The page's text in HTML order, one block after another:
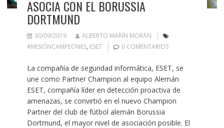
ASOCIA CON EL BORUSSIA
DORTMUND
30/09/2019
ALBERTO MARÍN MORÁN
#MISIÓNCAMPEONES, ESET 0 COMENTARIOS
La compañía de seguridad informática, ESET, se
une como Partner Champion al equipo Alemán
ESET, compañía líder en detección proactiva de
amenazas, se convirtió en el nuevo Champion
Partner del club de fútbol alemán Borussia
Dortmund, el mayor nivel de asociación posible. El